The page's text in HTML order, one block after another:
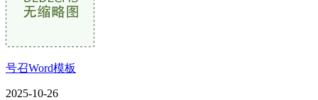
号召Word模板
2025-10-26